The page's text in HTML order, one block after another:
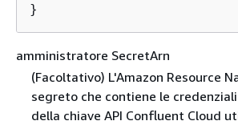
}
amministratore SecretArn
(Facoltativo) L'Amazon Resource
segreto che contiene le
della chiave API Confluent Cloud